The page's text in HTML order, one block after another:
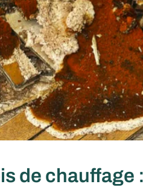
de chauffage